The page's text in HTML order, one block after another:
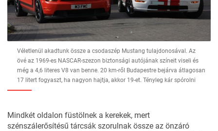
Véletlenül akadtunk össze a csodaszép Mustang tulajdonosával. Az
övé az 1969-es NASCAR-szezon biztonsági autójának színeit viseli és
még a 4,6 literes V8 van benne. 20 km-ről Budapestre bejárva átlagosan
17 litert fogyaszt, ha nagyon hajtja, akkor 19-et. Tényleg kár spórolni
Mindkét oldalon füstölnek a kerekek, mert
szénszálerősítésű tárcsák szorulnak össze az önzáró